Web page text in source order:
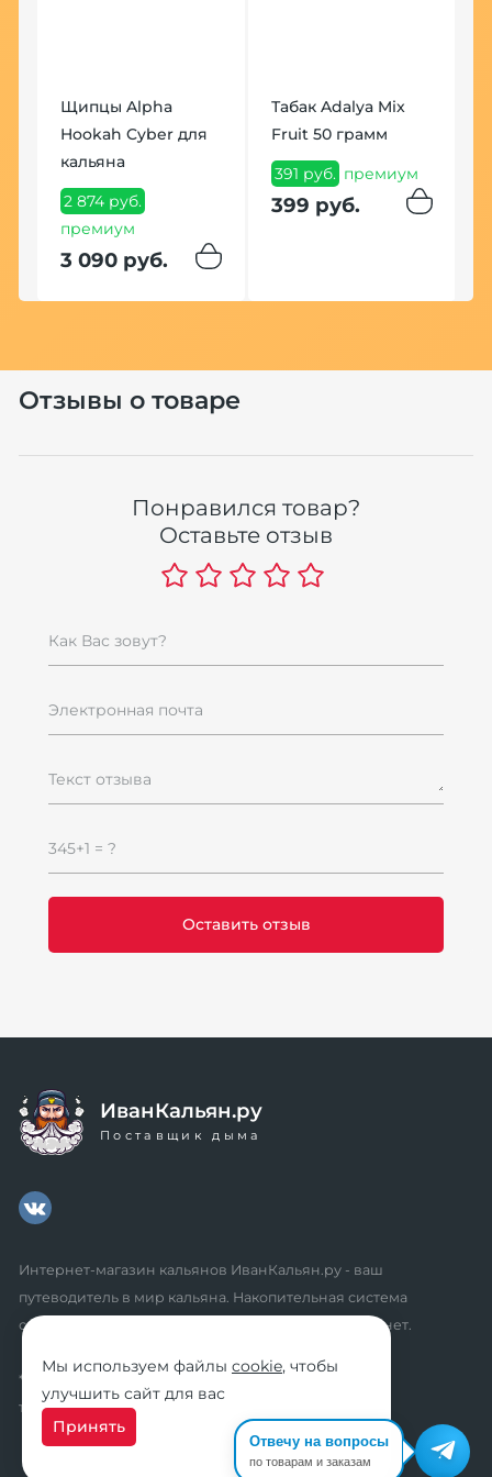
Мы используем файлы cookie, чтобы
улучшить сайт для вас
Принять
Щипцы Alpha
Hookah Cyber для
кальяна
2 874 руб.
премиум
3 090 руб.
Табак Adalya Mix
Fruit 50 грамм
391 руб. премиум
399 руб.
Отзывы о товаре
Понравился товар?
Оставьте отзыв
Как Вас зовут?
Электронная почта
Текст отзыва
345+1 = ?
ИванКальян.ру
Поставщик дыма
Интернет-магазин кальянов ИванКальян.ру - ваш
путеводитель в мир кальяна. Накопительная система
скидок, промокоды, акции. Удобный личный кабинет.
* мы не осуществляем дистанционную продажу
табачной продукции розничным клиентам
Отвечу на вопросы
по товарам и заказам